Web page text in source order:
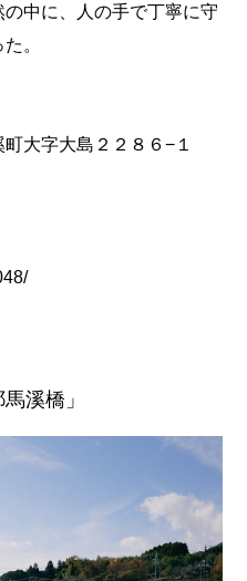
中に、人の手で丁寧に守
。
大字大島２２８６−１
溪橋」